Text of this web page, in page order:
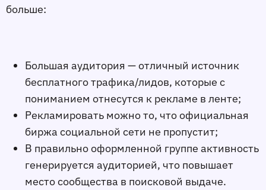
больше:
Большая аудитория — отличный источник
бесплатного трафика/лидов, которые с
пониманием отнесутся к рекламе в ленте;
Рекламировать можно то, что официальная
биржа социальной сети не пропустит;
В правильно оформленной группе активность
генерируется аудиторией, что повышает
место сообщества в поисковой выдаче.